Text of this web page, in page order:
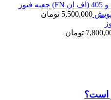
(اف ان FN) جعبه فیوز
5,500,000 تومان
تومان